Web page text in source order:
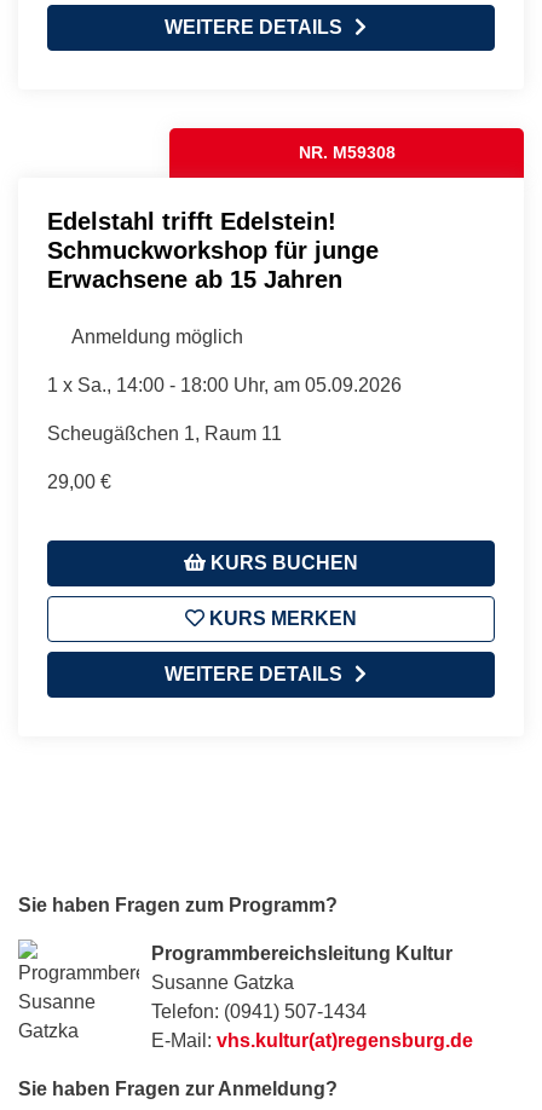
WEITERE DETAILS
NR. M59308
Edelstahl trifft Edelstein!
Schmuckworkshop für junge
Erwachsene ab 15 Jahren
Anmeldung möglich
1 x Sa., 14:00 - 18:00 Uhr, am 05.09.2026
Scheugäßchen 1, Raum 11
29,00 €
KURS BUCHEN
KURS MERKEN
WEITERE DETAILS
Sie haben Fragen zum Programm?
Programmbereichsleitung Kultur
Susanne Gatzka
Telefon: (0941) 507-1434
E-Mail: vhs.kultur(at)regensburg.de
Sie haben Fragen zur Anmeldung?